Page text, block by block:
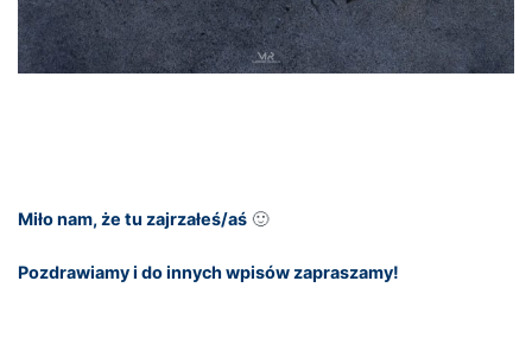
Miło nam, że tu zajrzałeś/aś 🙂
Pozdrawiamy i do innych wpisów zapraszamy!